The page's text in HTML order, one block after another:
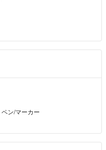
ペン/マーカー